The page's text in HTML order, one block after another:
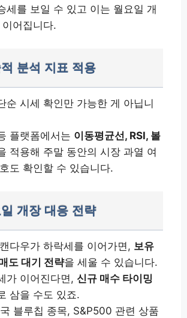
세를 보일 수 있고 이는 월요일 개
어집니다.
분석 지표 적용
순 시세 확인만 가능한 게 아닙니
플랫폼에서는 이동평균선, RSI, 볼
적용해 주말 동안의 시장 과열 여
도 확인할 수 있습니다.
개장 대응 전략
다우가 하락세를 이어가면, 보유
도 대기 전략을 세울 수 있습니다.
가 이어진다면, 신규 매수 타이밍
삼을 수도 있죠.
블루칩 종목, S&P500 관련 상품